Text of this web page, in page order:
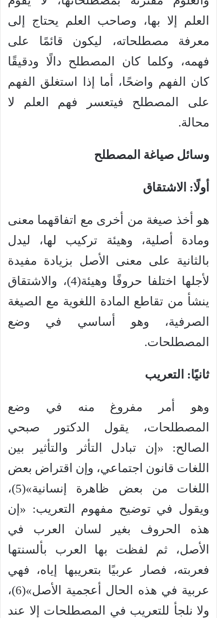
العلم إلا بها، وصاحب العلم يحتاج إلى
معرفة مصطلحاته، ليكون قائمًا على
فهمه، وكلما كان المصطلح دالًا ودقيقًا
كان الفهم واضحًا، أما إذا استغلق الفهم
على المصطلح فيتعسر فهم العلم لا
محالة.
وسائل صياغة المصطلح
أولًا: الاشتقاق
هو أخذ صيغة من أخرى مع اتفاقهما معنى
ومادة أصلية، وهيئة تركيب لها، ليدل
بالثانية على معنى الأصل بزيادة مفيدة
لأجلها اختلفا حروفًا وهيئة(4)، والاشتقاق
ينشأ من تقاطع المادة اللغوية مع الصيغة
الصرفية، وهو أساسي في وضع
المصطلحات.
ثانيًا: التعريب
وهو أمر مفروغ منه في وضع
المصطلحات، يقول الدكتور صبحي
الصالح: «إن تبادل التأثر والتأثير بين
اللغات قانون اجتماعي، وإن اقتراض بعض
اللغات من بعض ظاهرة إنسانية»(5)،
ويقول في توضيح مفهوم التعريب: «إن
هذه الحروف بغير لسان العرب في
الأصل، ثم لفظت بها العرب بألسنتها
فعربته، فصار عربيًا بتعريبها إياه، فهي
عربية في هذه الحال أعجمية الأصل»(6)،
ولا نلجأ للتعريب في المصطلحات إلا عند